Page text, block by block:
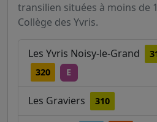
transilien situées à moins de
Collège des Yvris.
Les Yvris Noisy-le-Grand
320
E
Les Graviers 310